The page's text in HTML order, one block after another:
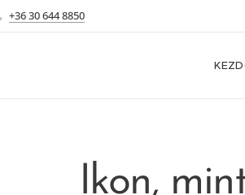
+36 30 644 8850
Ikon,